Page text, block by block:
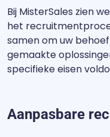
Bij MisterSales zien
het
samen om uw
gemaakte
specifieke eisen
Aanpasbare